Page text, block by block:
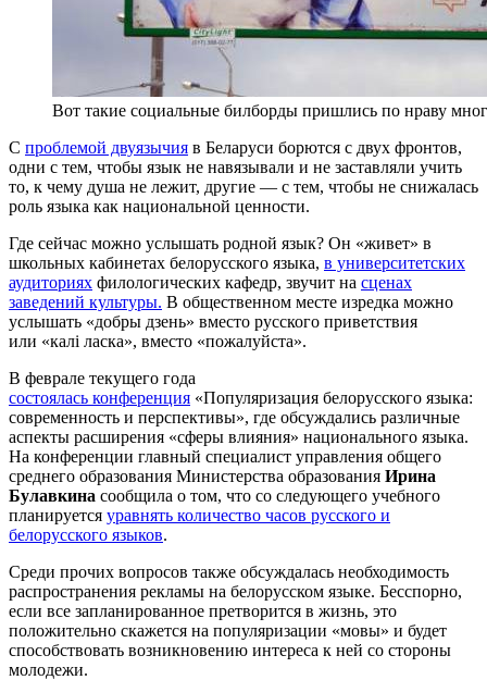
Вот такие социальные билборды пришлись по нраву
С проблемой двуязычия в Беларуси борются с двух фронтов,
одни с тем, чтобы язык не навязывали и не заставляли учить
то, к чему душа не лежит, другие — с тем, чтобы не снижалась
роль языка как национальной ценности.
Где сейчас можно услышать родной язык? Он «живет» в
школьных кабинетах белорусского языка, в университетских
аудиториях филологических кафедр, звучит на сценах
заведений культуры. В общественном месте изредка можно
услышать «добры дзень» вместо русского приветствия
или «калi ласка», вместо «пожалуйста».
В феврале текущего года
состоялась конференция «Популяризация белорусского языка:
современность и перспективы», где обсуждались различные
аспекты расширения «сферы влияния» национального языка.
На конференции главный специалист управления общего
среднего образования Министерства образования Ирина
Булавкина сообщила о том, что со следующего учебного
планируется уравнять количество часов русского и
белорусского языков.
Среди прочих вопросов также обсуждалась необходимость
распространения рекламы на белорусском языке. Бесспорно,
если все запланированное претворится в жизнь, это
положительно скажется на популяризации «мовы» и будет
способствовать возникновению интереса к ней со стороны
молодежи.